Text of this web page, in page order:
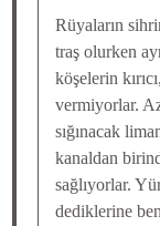
Rüyaların
traş olurken
köşelerin
vermiyorlar.
sığınacak
kanaldan
sağlıyorlar.
dediklerine